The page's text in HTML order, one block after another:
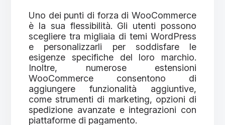
Uno dei punti di forza di WooCommerce
è la sua flessibilità. Gli utenti possono
scegliere tra migliaia di temi WordPress
e personalizzarli per soddisfare le
esigenze specifiche del loro marchio.
Inoltre, numerose estensioni
WooCommerce consentono di
aggiungere funzionalità aggiuntive,
come strumenti di marketing, opzioni di
spedizione avanzate e integrazioni con
piattaforme di pagamento.